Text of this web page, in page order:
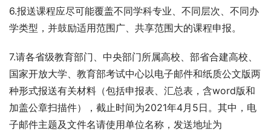
6.报送课程应尽可能覆盖不同学科专业、不同层次、不同办
学类型，并鼓励适用范围广、共享范围大的课程申报。
7.请各省级教育部门、中央部门所属高校、部省合建高校、
国家开放大学、教育部考试中心以电子邮件和纸质公文版两
种形式报送有关材料（包括申报表、汇总表，含word版和
加盖公章扫描件），截止时间为2021年4月5日。其中，电
子邮件主题及文件名请使用单位名称，发送地址为